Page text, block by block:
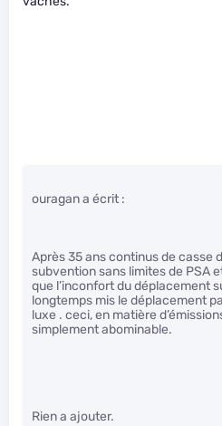
ouragan a écrit :
Après 35 ans continus de casse
subvention sans limites de PSA
que l’inconfort du déplacement
longtemps mis le déplacement
luxe . ceci, en matière
simplement abominable.
Rien a ajouter.